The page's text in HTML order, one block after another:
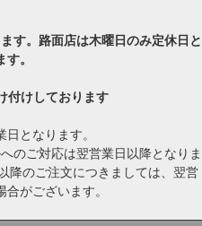
す。路面店は木曜日のみ定休日と
す。
付けしております
となります。
のご対応は翌営業日以降となりま
降のご注文につきましては、翌営
がございます。